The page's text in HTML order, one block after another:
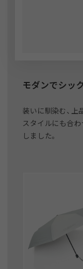
モダンでシッ
装いに馴染む、上
スタイルにも合
しました。